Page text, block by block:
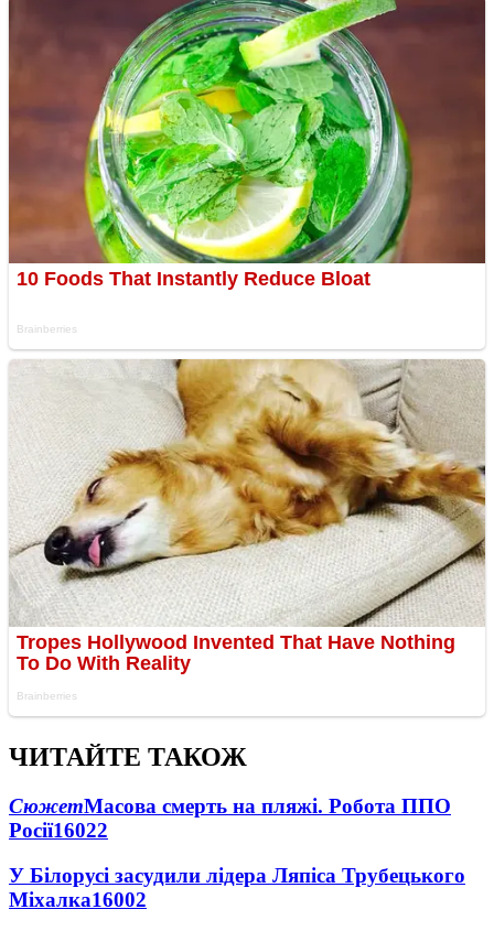
ЧИТАЙТЕ ТАКОЖ
СюжетМасова смерть на пляжі. Робота ППО
Росії16022
У Білорусі засудили лідера Ляпіса Трубецького
Міхалка16002